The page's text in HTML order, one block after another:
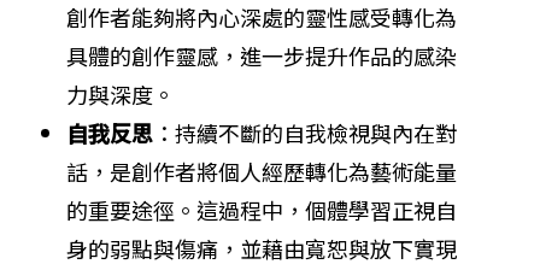
創作者能夠將內心深處的靈性感受轉化為
具體的創作靈感，進一步提升作品的感染
力與深度。
自我反思 ：持續不斷的自我檢視與內在對
話，是創作者將個人經歷轉化為藝術能量
的重要途徑。這過程中，個體學習正視自
身的弱點與傷痛，並藉由寬恕與放下實現